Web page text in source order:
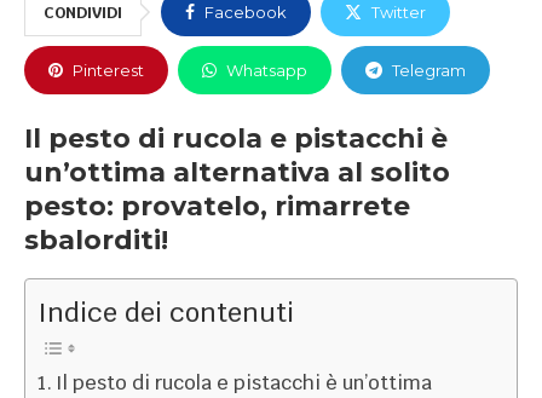
CONDIVIDI Facebook Twitter
Pinterest Whatsapp Telegram
Il pesto di rucola e pistacchi è
un’ottima alternativa al solito
pesto: provatelo, rimarrete
sbalorditi!
Indice dei contenuti
Il pesto di rucola e pistacchi è un’ottima